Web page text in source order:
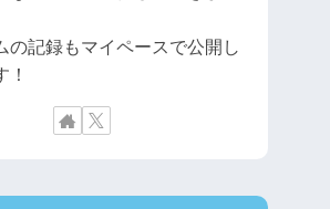
の記録もマイペースで公開し
！